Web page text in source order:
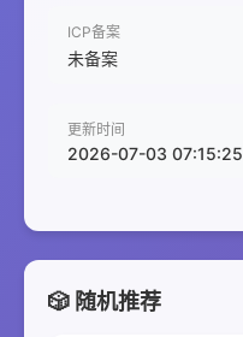
ICP备案
未备案
更新时间
2026-07-03 07:15:25
🎲 随机推荐